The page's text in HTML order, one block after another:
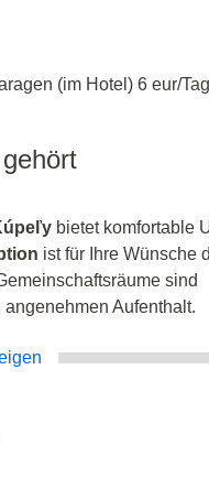
(im Hotel) 6 eur/Tag
bietet komfortable
ist für Ihre Wünsche
sind
Aufenthalt.